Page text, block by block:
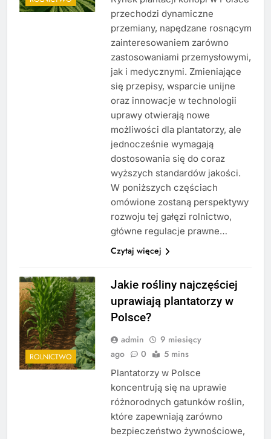
przechodzi dynamiczne
przemiany, napędzane rosnącym
zainteresowaniem zarówno
zastosowaniami przemysłowymi,
jak i medycznymi. Zmieniające
się przepisy, wsparcie unijne
oraz innowacje w technologii
uprawy otwierają nowe
możliwości dla plantatorzy, ale
jednocześnie wymagają
dostosowania się do coraz
wyższych standardów jakości.
W poniższych częściach
omówione zostaną perspektywy
rozwoju tej gałęzi rolnictwo,
główne regulacje prawne…
Czytaj więcej
ROLNICTWO
Jakie rośliny najczęściej
uprawiają plantatorzy w
Polsce?
admin
9 miesięcy
ago
0 5 mins
Plantatorzy w Polsce
koncentrują się na uprawie
różnorodnych gatunków roślin,
które zapewniają zarówno
bezpieczeństwo żywnościowe,